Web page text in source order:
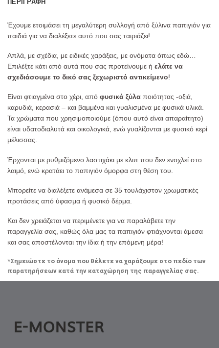
ΠΕΡΙΓΡΑΦΉ
Έχουμε ετοιμάσει τη μεγαλύτερη συλλογή από ξύλινα παπιγιόν για
παιδιά για να διαλέξετε αυτό που σας ταιριάζει!
Απλά, με σχέδια, με ειδικές χαράξεις, με ονόματα όπως εδώ…
Επιλέξτε κάτι από αυτά που σας προτείνουμε ή ελάτε να
σχεδιάσουμε το δικό σας ξεχωριστό αντικείμενο!
Είναι φτιαγμένα στο χέρι, από φυσικά ξύλα ποιότητας -οξιά,
καρυδιά, κερασιά – και βαμμένα και γυαλισμένα με φυσικά υλικά.
Τα χρώματα που χρησιμοποιούμε (όπου αυτό είναι απαραίτητο)
είναι υδατοδιαλυτά και οικολογικά, ενώ γυαλίζονται με φυσικό κερί
μέλισσας.
Έρχονται με ρυθμιζόμενο λαστιχάκι με κλιπ που δεν ενοχλεί στο
λαιμό, ενώ κρατάει το παπιγιόν όμορφα στη θέση του.
Μπορείτε να διαλέξετε ανάμεσα σε 35 τουλάχιστον χρωματικές
προτάσεις από ύφασμα ή φυσικό δέρμα.
Και δεν χρειάζεται να περιμένετε για να παραλάβετε την
παραγγελία σας, καθώς όλα μας τα παπιγιόν φτιάχνονται άμεσα
και σας αποστέλονται την ίδια ή την επόμενη μέρα!
*Σημειώστε το όνομα που θέλετε να χαράξουμε στο πεδίο των
παρατηρήσεων κατά την καταχώρηση της παραγγελίας σας.